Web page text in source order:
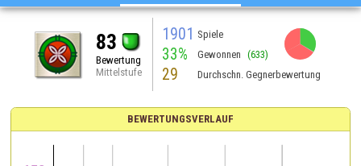
83
Bewertung
Mittelstufe
1901 Spiele
33% Gewonnen (633)
29 Durchschn. Gegnerbewertung
BEWERTUNGSVERLAUF